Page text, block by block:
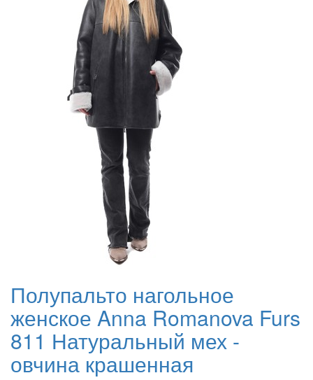
Полупальто нагольное
женское Anna Romanova Furs
811 Натуральный мех -
овчина крашенная